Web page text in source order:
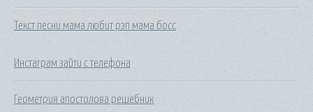
Текст песни мама любит рэп мама босс
Инстаграм зайти с телефона
Геометрия апостолова решебник